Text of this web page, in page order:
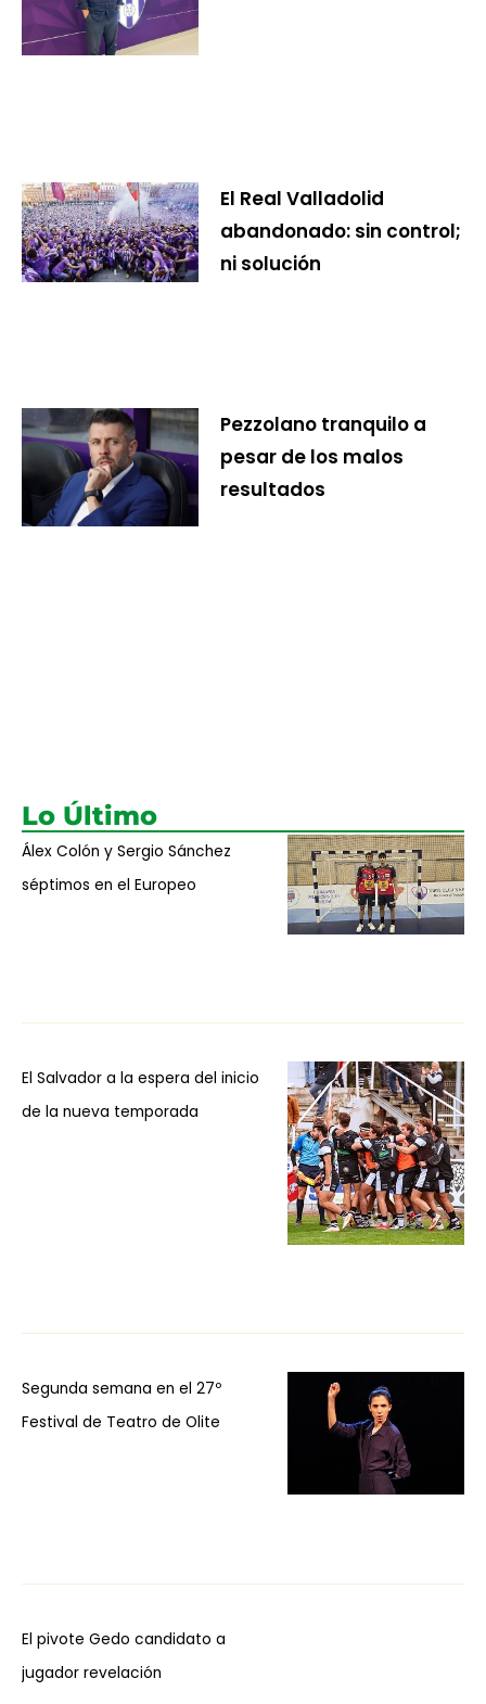
El Real Valladolid
abandonado: sin control;
ni solución
Pezzolano tranquilo a
pesar de los malos
resultados
Lo Último
Álex Colón y Sergio Sánchez
séptimos en el Europeo
El Salvador a la espera del inicio
de la nueva temporada
Segunda semana en el 27º
Festival de Teatro de Olite
El pivote Gedo candidato a
jugador revelación